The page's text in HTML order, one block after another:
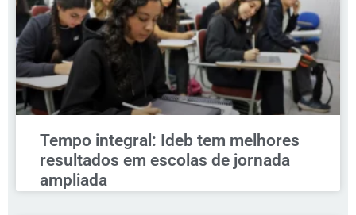
Tempo integral: Ideb tem melhores
resultados em escolas de jornada
ampliada